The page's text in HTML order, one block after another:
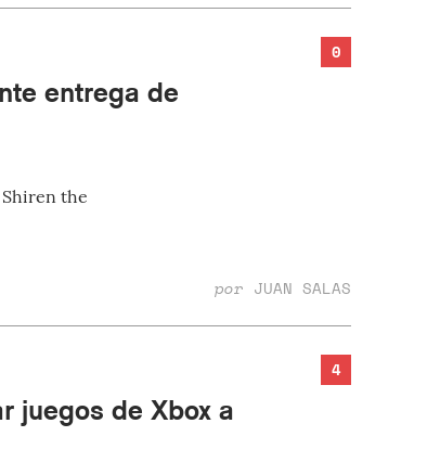
0
entrega de
Shiren the
por JUAN SALAS
4
juegos de Xbox a